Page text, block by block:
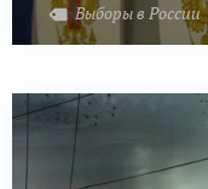
Выборы в России